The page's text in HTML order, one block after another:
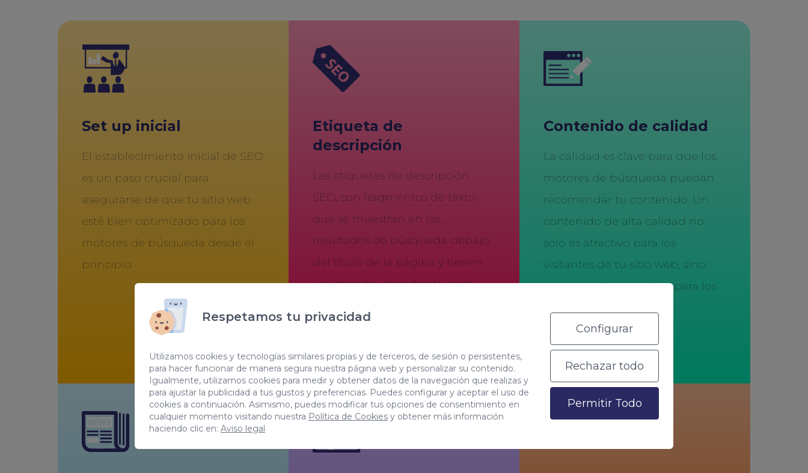
Respetamos tu privacidad
Utilizamos cookies y tecnologías similares propias y de terceros, de sesión o persistentes,
para hacer funcionar de manera segura nuestra página web y personalizar su contenido.
Igualmente, utilizamos cookies para medir y obtener datos de la navegación que realizas y
para ajustar la publicidad a tus gustos y preferencias. Puedes configurar y aceptar el uso de
cookies a continuación. Asimismo, puedes modificar tus opciones de consentimiento en
cualquier momento visitando nuestra Política de Cookies y obtener más información
haciendo clic en: Aviso legal
Configurar
Rechazar todo
Permitir Todo
Set up inicial
El establecimiento inicial de SEO
es un paso crucial para
asegurarse de que tu sitio web
esté bien optimizado para los
motores de búsqueda desde el
principio.
Etiqueta de
descripción
Las etiquetas de descripción
SEO, son fragmentos de texto
que se muestran en los
resultados de búsqueda debajo
del título de la página y tienen
un impacto importante en la
Contenido de calidad
La calidad es clave para que los
motores de búsqueda puedan
recomendar tu contenido. Un
contenido de alta calidad no
solo es atractivo para los
visitantes de tu sitio web, sino
que también es valioso para los